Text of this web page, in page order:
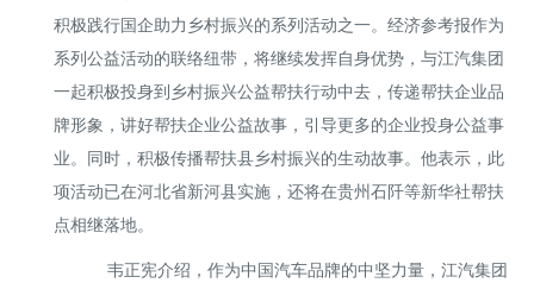
积极践行国企助力乡村振兴的系列活动之一。经济参考报作为
系列公益活动的联络纽带，将继续发挥自身优势，与江汽集团
一起积极投身到乡村振兴公益帮扶行动中去，传递帮扶企业品
牌形象，讲好帮扶企业公益故事，引导更多的企业投身公益事
业。同时，积极传播帮扶县乡村振兴的生动故事。他表示，此
项活动已在河北省新河县实施，还将在贵州石阡等新华社帮扶
点相继落地。
韦正宪介绍，作为中国汽车品牌的中坚力量，江汽集团